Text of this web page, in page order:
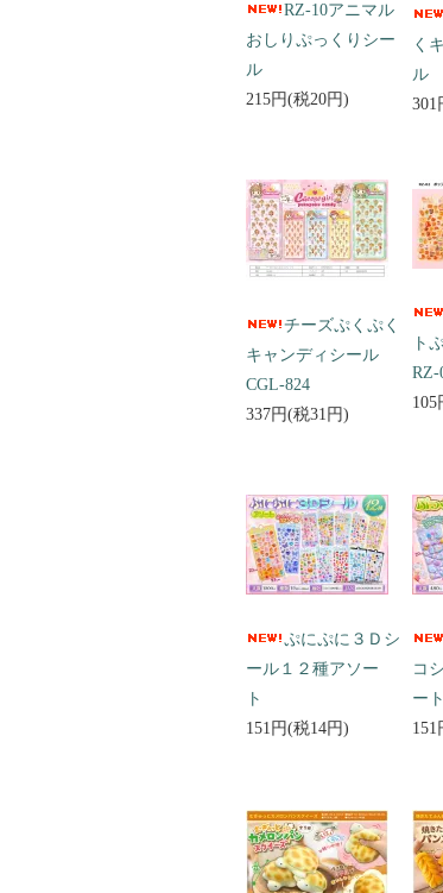
RZ-10アニマル
おしりぷっくりシー
ル
215円(税20円)
く
ル
301
チーズぷくぷく
キャンディシール
CGL-824
337円(税31円)
ト
RZ-
105
ぷにぷに３Ｄシ
ール１２種アソー
ト
151円(税14円)
コ
151